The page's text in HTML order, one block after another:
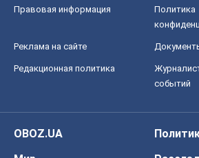
Правовая информация
Политика
Реклама на сайте
Редакционная политика
событий
OBOZ.UA